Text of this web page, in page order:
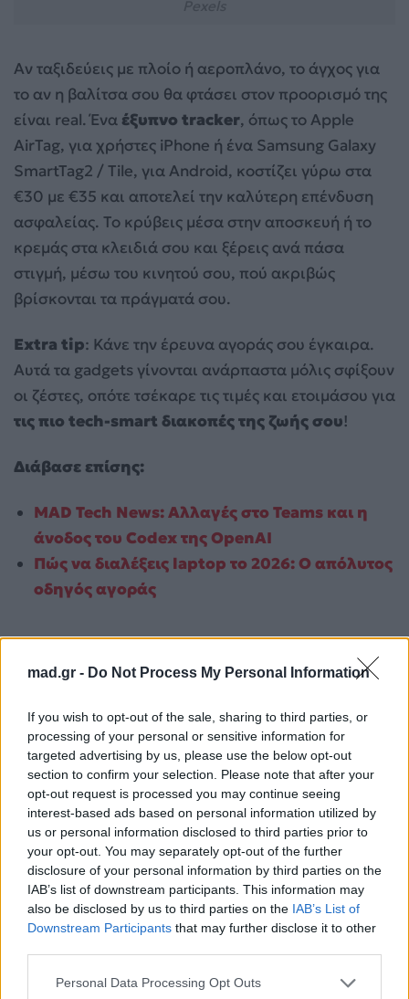
mad.gr - Do Not Process My Personal Information
If you wish to opt-out of the sale, sharing to third parties, or
processing of your personal or sensitive information for
targeted advertising by us, please use the below opt-out
section to confirm your selection. Please note that after your
opt-out request is processed you may continue seeing
interest-based ads based on personal information utilized by
us or personal information disclosed to third parties prior to
your opt-out. You may separately opt-out of the further
disclosure of your personal information by third parties on the
IAB’s list of downstream participants. This information may
also be disclosed by us to third parties on the IAB’s List of
Downstream Participants that may further disclose it to other
Personal Data Processing Opt Outs
Αν ταξιδεύεις με πλοίο ή αεροπλάνο, το άγχος για
το αν η βαλίτσα σου θα φτάσει στον προορισμό της
είναι real. Ένα έξυπνο tracker, όπως το Apple
AirTag, για χρήστες iPhone ή ένα Samsung Galaxy
SmartTag2 / Tile, για Android, κοστίζει γύρω στα
€30 με €35 και αποτελεί την καλύτερη επένδυση
ασφαλείας. Το κρύβεις μέσα στην αποσκευή ή το
κρεμάς στα κλειδιά σου και ξέρεις ανά πάσα
στιγμή, μέσω του κινητού σου, πού ακριβώς
βρίσκονται τα πράγματά σου.
Extra tip: Κάνε την έρευνα αγοράς σου έγκαιρα.
Αυτά τα gadgets γίνονται ανάρπαστα μόλις σφίξουν
οι ζέστες, οπότε τσέκαρε τις τιμές και ετοιμάσου για
τις πιο tech-smart διακοπές της ζωής σου!
Διάβασε επίσης:
MAD Tech News: Αλλαγές στο Teams και η
άνοδος του Codex της OpenAI
Πώς να διαλέξεις laptop το 2026: Ο απόλυτος
οδηγός αγοράς